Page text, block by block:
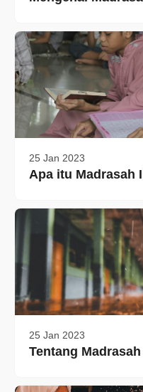
25 Jan 2023
Apa itu Madrasah
25 Jan 2023
Tentang